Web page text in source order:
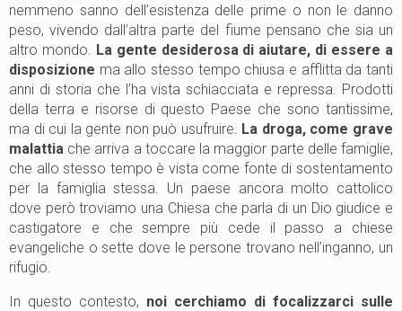
nemmeno sanno dell’esistenza delle prime o non le danno
peso, vivendo dall’altra parte del fiume pensano che sia un
altro mondo. La gente desiderosa di aiutare, di essere a
disposizione ma allo stesso tempo chiusa e afflitta da tanti
anni di storia che l’ha vista schiacciata e repressa. Prodotti
della terra e risorse di questo Paese che sono tantissime,
ma di cui la gente non può usufruire. La droga, come grave
malattia che arriva a toccare la maggior parte delle famiglie,
che allo stesso tempo è vista come fonte di sostentamento
per la famiglia stessa. Un paese ancora molto cattolico
dove però troviamo una Chiesa che parla di un Dio giudice e
castigatore e che sempre più cede il passo a chiese
evangeliche o sette dove le persone trovano nell’inganno, un
rifugio.
In questo contesto, noi cerchiamo di focalizzarci sulle